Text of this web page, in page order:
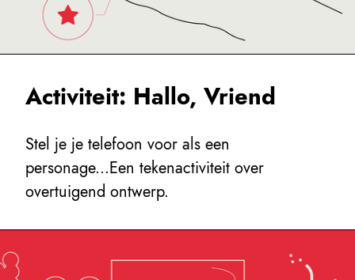
Activiteit: Hallo, Vriend
Stel je je telefoon voor als een
personage...Een tekenactiviteit over
overtuigend ontwerp.